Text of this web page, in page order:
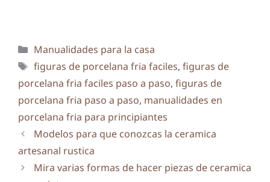
Categorías
Manualidades para la casa
Etiquetas
figuras de porcelana fria faciles, figuras de
porcelana fria faciles paso a paso, figuras de
porcelana fria paso a paso, manualidades en
porcelana fria para principiantes
Modelos para que conozcas la ceramica
artesanal rustica
Mira varias formas de hacer piezas de ceramica